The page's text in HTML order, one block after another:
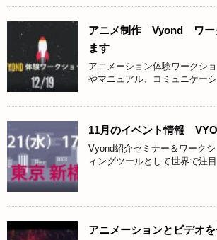
アニメ制作 Vyond ワー
ます
アニメーション体験ワークシ
やマニュアル、コミュニケー
11月のイベント情報
Vyond紹介セミナー＆ワーク
ィングツールとして世界で注
アニメーションとビデオ